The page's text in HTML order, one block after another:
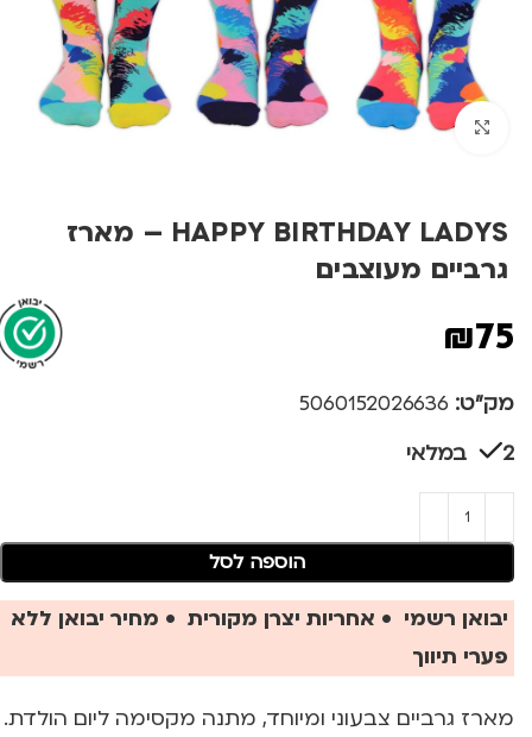
לחצו להגדלה
HAPPY BIRTHDAY LADYS – מארז
גרביים מעוצבים
₪75
מק"ט: 5060152026636
2 במלאי
הוספה לסל
יבואן רשמי • אחריות יצרן מקורית • מחיר יבואן ללא
פערי תיווך
מארז גרביים צבעוני ומיוחד, מתנה מקסימה ליום הולדת.